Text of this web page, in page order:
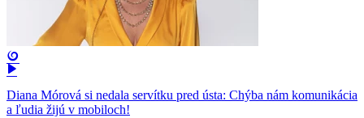
Diana Mórová si nedala servítku pred ústa: Chýba nám komunikácia
a ľudia žijú v mobiloch!